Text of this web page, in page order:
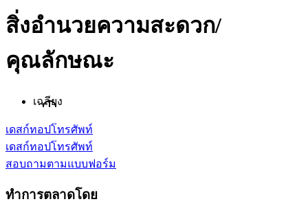
สิ่งอำนวยความสะดวก/
คุณลักษณะ
เฉลียง
เดสก์ทอปโทรศัพท์
เดสก์ทอปโทรศัพท์
สอบถามตามแบบฟอร์ม
ทำการตลาดโดย